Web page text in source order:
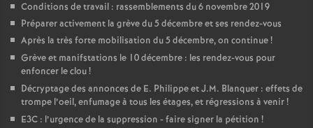
Conditions de travail : rassemblements du 6 novembre 2019
Préparer activement la grève du 5 décembre et ses rendez-vous
Après la très forte mobilisation du 5 décembre, on continue!
Grève et manifstations le 10 décembre : les rendez-vous pour
enfoncer le clou!
Décryptage des annonces de E. Philippe et J.M. Blanquer : effets de
trompe l’oeil, enfumage à tous les étages, et régressions à venir!
E3C : l’urgence de la suppression - faire signer la pétition !